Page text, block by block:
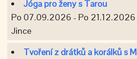
Jóga pro ženy s Tarou
Po 07.09.2026 - Po 21.12.2026
Jince
Tvoření z drátků a korálků s